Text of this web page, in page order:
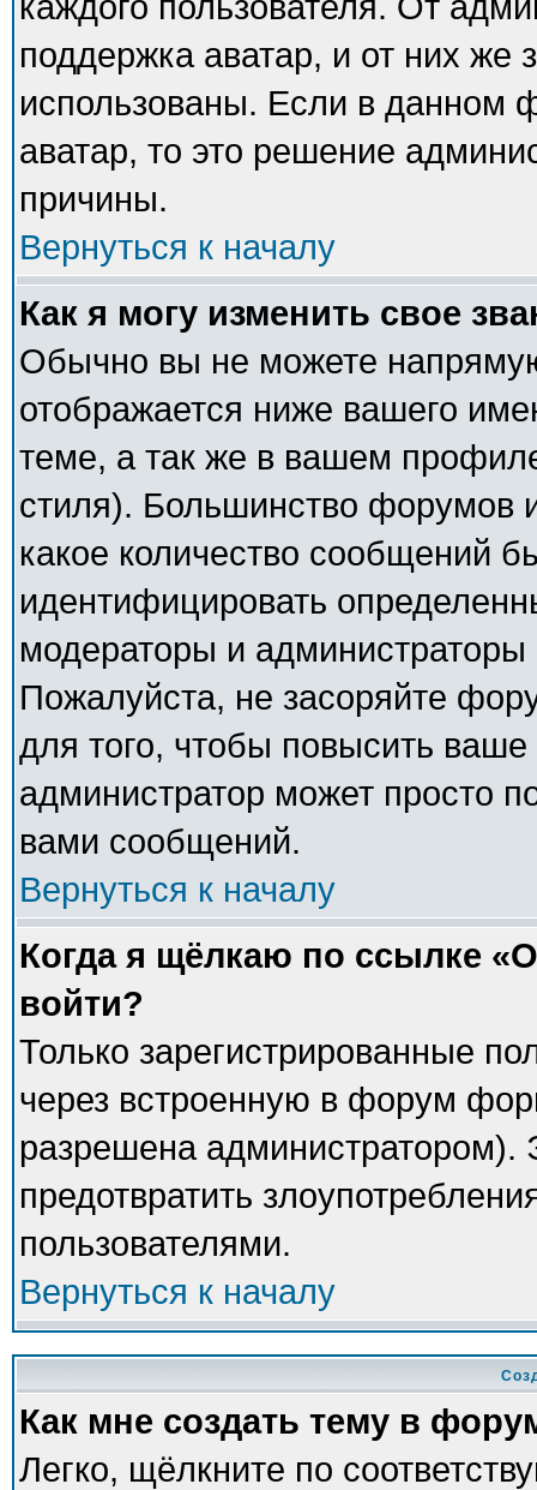
поддержка аватар, и от них же
использованы. Если в данном
аватар, то это решение
причины.
Вернуться к началу
Как я могу изменить свое
Обычно вы не можете
отображается ниже вашего
теме, а так же в вашем
стиля). Большинство форумов
какое количество сообщений
идентифицировать
модераторы и
Пожалуйста, не засоряйте
для того, чтобы повысить
администратор может просто
вами сообщений.
Вернуться к началу
Когда я щёлкаю по ссылке
войти?
Только зарегистрированные
через встроенную в форум
разрешена администратором).
предотвратить
пользователями.
Вернуться к началу
Как мне создать тему в
Легко, щёлкните по